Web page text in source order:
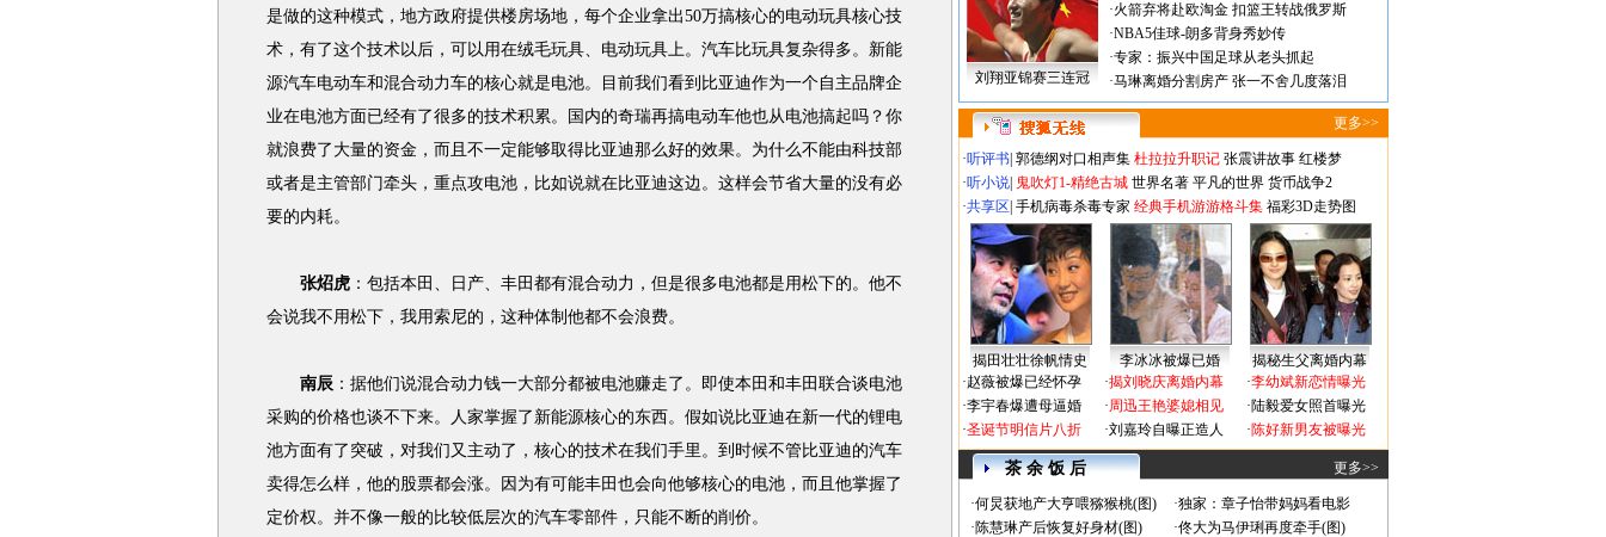
是做的这种模式，地方政府提供楼房场地，每个企业拿出50万搞核心的电动玩具核心技
术，有了这个技术以后，可以用在绒毛玩具、电动玩具上。汽车比玩具复杂得多。新能
源汽车电动车和混合动力车的核心就是电池。目前我们看到比亚迪作为一个自主品牌企
业在电池方面已经有了很多的技术积累。国内的奇瑞再搞电动车他也从电池搞起吗？你
就浪费了大量的资金，而且不一定能够取得比亚迪那么好的效果。为什么不能由科技部
或者是主管部门牵头，重点攻电池，比如说就在比亚迪这边。这样会节省大量的没有必
要的内耗。
张炤虎 ：包括本田、日产、丰田都有混合动力，但是很多电池都是用松下的。他不
会说我不用松下，我用索尼的，这种体制他都不会浪费。
南辰 ：据他们说混合动力钱一大部分都被电池赚走了。即使本田和丰田联合谈电池
采购的价格也谈不下来。人家掌握了新能源核心的东西。假如说比亚迪在新一代的锂电
池方面有了突破，对我们又主动了，核心的技术在我们手里。到时候不管比亚迪的汽车
卖得怎么样，他的股票都会涨。因为有可能丰田也会向他够核心的电池，而且他掌握了
定价权。并不像一般的比较低层次的汽车零部件，只能不断的削价。
刘翔亚锦赛三连冠
·火箭弃将赴欧淘金 扣篮王转战俄罗斯
·NBA5佳球-朗多背身秀妙传
·专家：振兴中国足球从老头抓起
·马琳离婚分割房产 张一不舍几度落泪
更多>>
·听评书 郭德纲对口相声集 杜拉拉升职记 张震讲故事 红楼梦
·听小说 鬼吹灯1-精绝古城 世界名著 平凡的世界 货币战争2
·共享区 手机病毒杀毒专家 经典手机游游格斗集 福彩3D走势图
揭田壮壮徐帆情史 李冰冰被爆已婚
揭秘生父离婚内幕
·赵薇被爆已经怀孕
·李宇春爆遭母逼婚
·圣诞节明信片八折
·揭刘晓庆离婚内幕
·周迅王艳婆媳相见
·刘嘉玲自曝正造人
·李幼斌新恋情曝光
·陆毅爱女照首曝光
·陈好新男友被曝光
茶 余 饭 后 更多>>
·何炅获地产大亨喂猕猴桃(图) ·独家：章子怡带妈妈看电影
·陈慧琳产后恢复好身材(图) ·佟大为马伊琍再度牵手(图)